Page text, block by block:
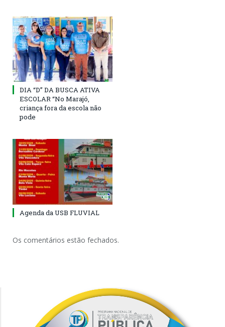
DIA “D” DA BUSCA ATIVA
ESCOLAR “No Marajó,
criança fora da escola não
pode
Agenda da USB FLUVIAL
Os comentários estão fechados.